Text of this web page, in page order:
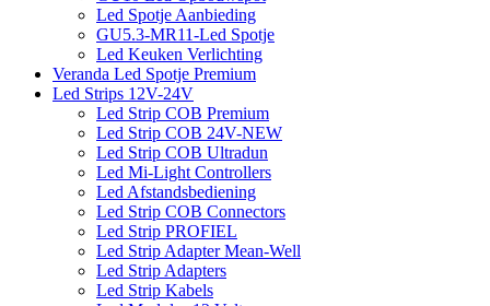
Led Spotje Aanbieding
GU5.3-MR11-Led Spotje
Led Keuken Verlichting
Veranda Led Spotje Premium
Led Strips 12V-24V
Led Strip COB Premium
Led Strip COB 24V-NEW
Led Strip COB Ultradun
Led Mi-Light Controllers
Led Afstandsbediening
Led Strip COB Connectors
Led Strip PROFIEL
Led Strip Adapter Mean-Well
Led Strip Adapters
Led Strip Kabels